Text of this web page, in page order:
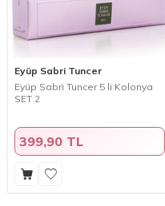
Eyüp Sabri Tuncer
Eyüp Sabri Tuncer 5 li Kolonya
SET 2
399,90 TL